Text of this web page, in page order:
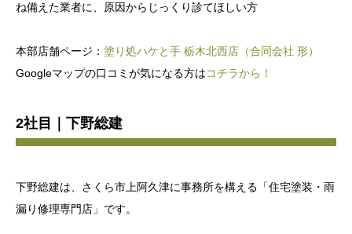
ね備えた業者に、原因からじっくり診てほしい方
本部店舗ページ： 塗り処ハケと手 栃木北西店（合同会社 形）
Googleマップの口コミが気になる方はコチラから！
2社目｜下野総建
下野総建は、さくら市上阿久津に事務所を構える「住宅塗装・雨
漏り修理専門店」です。